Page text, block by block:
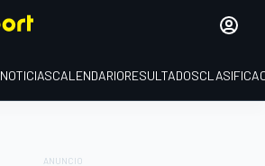
NOTICIASCALENDARIORESULTADOS